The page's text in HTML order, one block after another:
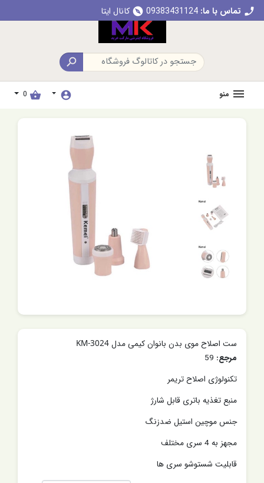
call تماس با ما: 09383431124
explore کانال ایتا

منو account_circle
shopping_basket
0
ست اصلاح موی بدن بانوان کیمی مدل KM-3024
مرجع:
تکنولوژی اصلاح تریمر
منبع تغذیه باتری قابل شارژ
جنس موچین استیل ضدزنگ
مجهز به 4 سری مختلف
قابلیت شستوشو سری ها